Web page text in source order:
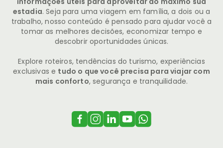
estadia. Seja para uma viagem em família, a dois ou a
trabalho, nosso conteúdo é pensado para ajudar você a
tomar as melhores decisões, economizar tempo e
descobrir oportunidades únicas.
Explore roteiros, tendências do turismo, experiências
exclusivas e tudo o que você precisa para viajar com
mais conforto, segurança e tranquilidade.